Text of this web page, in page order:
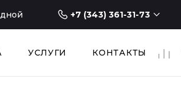
+7 (343) 361-31-73
+7 (343) 361-31-73
УСЛУГИ КОНТАКТЫ